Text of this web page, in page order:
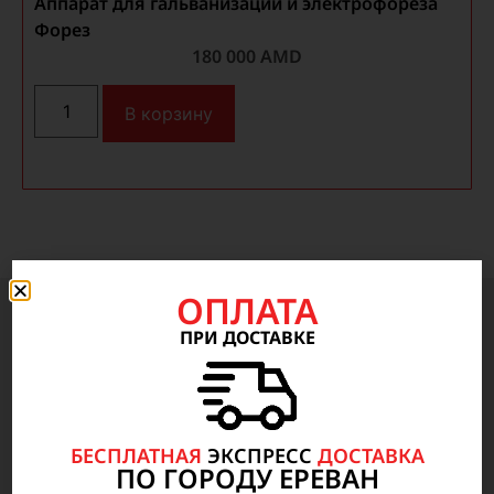
Форез
180 000 AMD
В корзину
Медицинское оборудование
Анестезиология, Реанимация, неотложная
медицинская помощь
Радиология
ОПЛАТА
ПРИ ДОСТАВКЕ
БЕСПЛАТНАЯ ЭКСПРЕСС ДОСТАВКА
ПО ГОРОДУ ЕРЕВАН